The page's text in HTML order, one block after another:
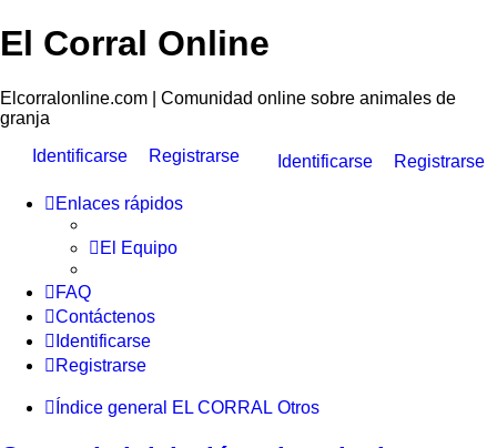
El Corral Online
Elcorralonline.com | Comunidad online sobre animales de
granja
Identificarse Registrarse
Identificarse Registrarse
Enlaces rápidos
El Equipo
FAQ
Contáctenos
Identificarse
Registrarse
Índice general EL CORRAL Otros